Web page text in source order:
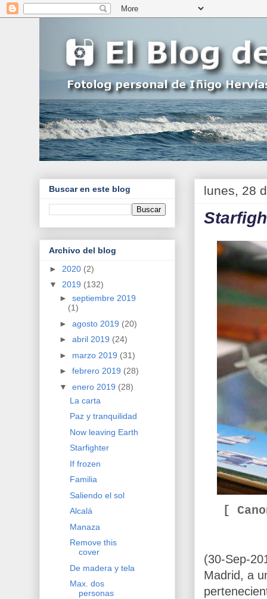
lunes, 28
[
(30-Sep-
Madrid, a
Buscar en este blog
Archivo del blog
► 2020 (2)
▼ 2019 (132)
► septiembre 2019
(1)
► agosto 2019 (20)
► abril 2019 (24)
► marzo 2019 (31)
► febrero 2019 (28)
▼ enero 2019 (28)
La carta
Paz y tranquilidad
Now leaving Earth
Starfighter
If frozen
Familia
Saliendo el sol
Alcalá
Manaza
Remove this
cover
De madera y tela
Max. dos
personas